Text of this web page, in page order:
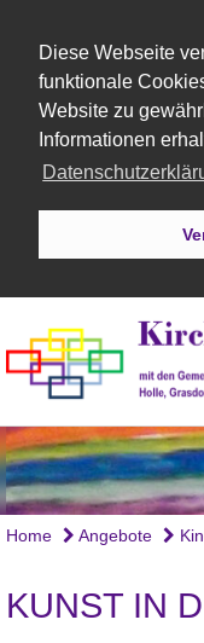
Diese Webseite
funktionale
Website zu
Informationen
Home Angebote
KUNST IN